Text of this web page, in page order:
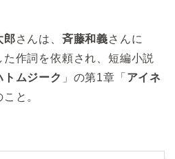
郎さんは、斉藤和義さんに
た作詞を依頼され、短編小説
トムジーク 」の第1章「 アイネ
と。